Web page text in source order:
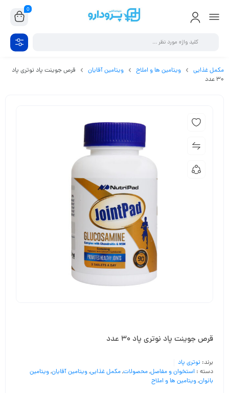
0
مکمل غذایی ویتامین ها و املاح ویتامین آقایان
قرص جوینت پاد نوتری پاد
30 عدد
قرص جوینت پاد نوتری پاد 30 عدد
برند: نوتری پاد
دسته : استخوان و مفاصل,محصولات,مکمل غذایی,ویتامین آقایان,ویتامین
بانوان,ویتامین ها و املاح